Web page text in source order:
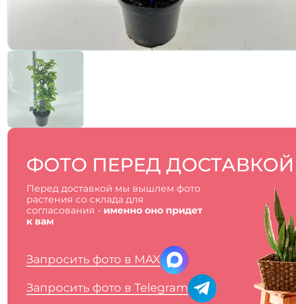
ФОТО ПЕРЕД ДОСТАВКОЙ
Перед доставкой мы вышлем фото
растения со склада для
согласования - именно оно придет
к вам
Запросить фото в MAX
Запросить фото в Telegram